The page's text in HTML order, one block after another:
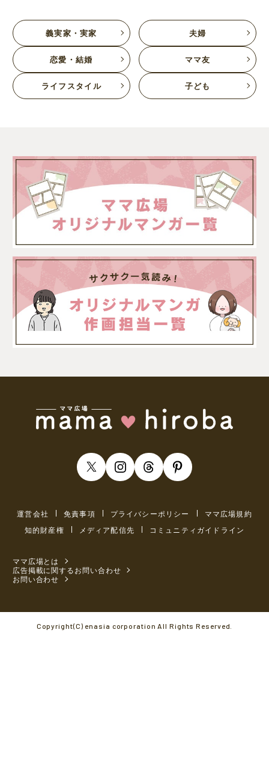
義実家・実家 夫婦
恋愛・結婚 ママ友
ライフスタイル 子ども
運営会社 免責事項 プライバシーポリシー
ママ広場規約
知的財産権
メディア配信先 コミュニティガイドライン
ママ広場とは
広告掲載に関するお問い合わせ
お問い合わせ
Copyright(C) enasia corporation All Rights Reserved.